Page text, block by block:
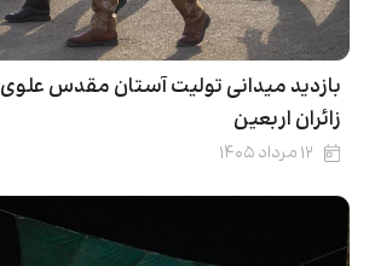
بازدید میدانی تولیت آستان مقدس
زائران اربعین
۱۲ مرداد ۱۴۰۵